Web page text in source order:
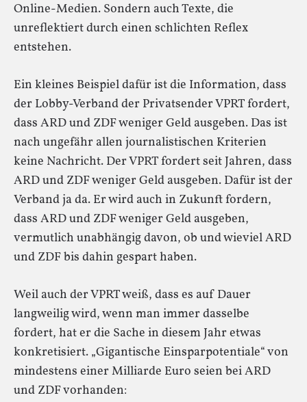
Online-Medien. Sondern auch Texte, die
unreflektiert durch einen schlichten Reflex
entstehen.
Ein kleines Beispiel dafür ist die Information, dass
der Lobby-Verband der Privatsender VPRT fordert,
dass ARD und ZDF weniger Geld ausgeben. Das ist
nach ungefähr allen journalistischen Kriterien
keine Nachricht. Der VPRT fordert seit Jahren, dass
ARD und ZDF weniger Geld ausgeben. Dafür ist der
Verband ja da. Er wird auch in Zukunft fordern,
dass ARD und ZDF weniger Geld ausgeben,
vermutlich unabhängig davon, ob und wieviel ARD
und ZDF bis dahin gespart haben.
Weil auch der VPRT weiß, dass es auf Dauer
langweilig wird, wenn man immer dasselbe
fordert, hat er die Sache in diesem Jahr etwas
konkretisiert. „Gigantische Einsparpotentiale“ von
mindestens einer Milliarde Euro seien bei ARD
und ZDF vorhanden: